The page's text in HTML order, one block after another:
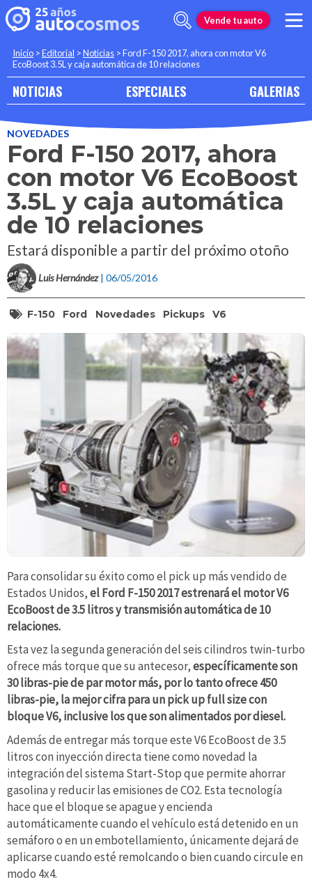
Vende tu auto
Inicio >Editorial >Noticias >Ford F-150 2017, ahora con motor V6
EcoBoost 3.5L y caja automática de 10 relaciones
NOTICIAS ESPECIALES GALERIAS
NOVEDADES
Ford F-150 2017, ahora
con motor V6 EcoBoost
3.5L y caja automática
de 10 relaciones
Estará disponible a partir del próximo otoño
Luis Hernández | 06/05/2016
F-150 Ford Novedades Pickups V6
Para consolidar su éxito como el pick up más vendido de
Estados Unidos,el Ford F-150 2017 estrenará el motor V6
EcoBoost de 3.5 litros y transmisión automática de 10
relaciones.
Esta vez la segunda generación del seis cilindros twin-turbo
ofrece más torque que su antecesor,específicamente son
30 libras-pie de par motor más, por lo tanto ofrece 450
libras-pie, la mejor cifra para un pick up full size con
bloque V6, inclusive los que son alimentados por diesel.
Además de entregar más torque este V6 EcoBoost de 3.5
litros con inyección directa tiene como novedad la
integración del sistema Start-Stop que permite ahorrar
gasolina y reducir las emisiones de CO2. Esta tecnología
hace que el bloque se apague y encienda
automáticamente cuando el vehículo está detenido en un
semáforo o en un embotellamiento, únicamente dejará de
aplicarse cuando esté remolcando o bien cuando circule en
modo 4x4.